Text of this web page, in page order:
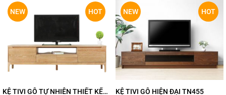
HOT
NEW
KỆ TIVI GỖ TỰ NHIÊN THIẾT KẾ
HOT
NEW
KỆ TIVI GỖ HIỆN ĐẠI TN455